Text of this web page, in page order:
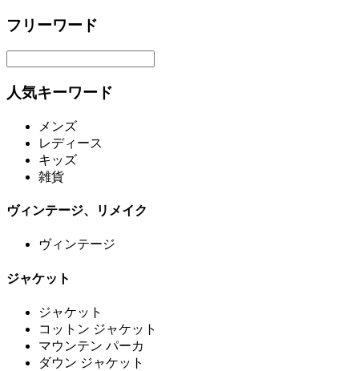
フリーワード
人気キーワード
メンズ
レディース
キッズ
雑貨
ヴィンテージ、リメイク
ヴィンテージ
ジャケット
ジャケット
コットン ジャケット
マウンテン パーカ
ダウン ジャケット